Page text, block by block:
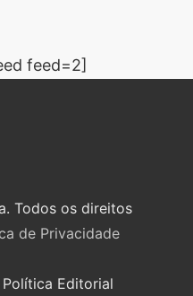
feed=2]
Todos os direitos
de Privacidade
Política Editorial